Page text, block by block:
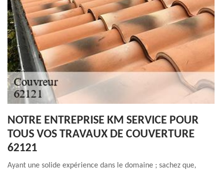
NOTRE ENTREPRISE KM SERVICE POUR
TOUS VOS TRAVAUX DE COUVERTURE
62121
Ayant une solide expérience dans le domaine ; sachez que,